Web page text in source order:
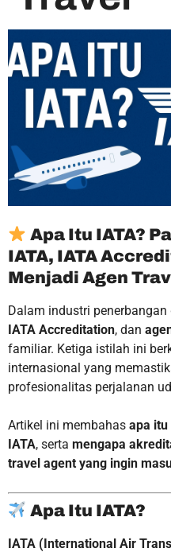
Apa Itu IATA?
IATA, IATA
Menjadi Agen
Dalam industri
IATA Accreditation, dan
familiar. Ketiga istilah ini
internasional yang
profesionalitas perjalanan
Artikel ini membahas apa itu
IATA, serta mengapa
travel agent yang ingin
Apa Itu IATA?
IATA (International Air